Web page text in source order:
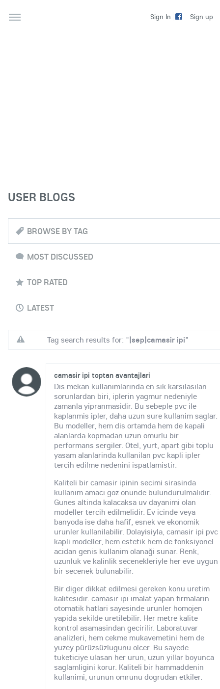
Sign In Sign up
USER BLOGS
BROWSE BY TAG
MOST DISCUSSED
TOP RATED
LATEST
Tag search results for: "|sep|camasir ipi"
camasir ipi toptan avantajlari
Dis mekan kullanimlarinda en sik karsilasilan
sorunlardan biri, iplerin yagmur nedeniyle
zamanla yipranmasidir. Bu sebeple pvc ile
kaplanmis ipler, daha uzun sure kullanim saglar.
Bu modeller, hem dis ortamda hem de kapali
alanlarda kopmadan uzun omurlu bir
performans sergiler. Otel, yurt, apart gibi toplu
yasam alanlarinda kullanilan pvc kapli ipler
tercih edilme nedenini ispatlamistir.
Kaliteli bir camasir ipinin secimi sirasinda
kullanim amaci goz onunde bulundurulmalidir.
Gunes altinda kalacaksa uv dayanimi olan
modeller tercih edilmelidir. Ev icinde veya
banyoda ise daha hafif, esnek ve ekonomik
urunler kullanilabilir. Dolayisiyla, camasir ipi pvc
kapli modeller, hem estetik hem de fonksiyonel
acidan genis kullanim olanaği sunar. Renk,
uzunluk ve kalinlik secenekleriyle her eve uygun
bir secenek bulunabilir.
Bir diger dikkat edilmesi gereken konu uretim
kalitesidir. camasir ipi imalat yapan firmalarin
otomatik hatlari sayesinde urunler homojen
yapida sekilde uretilebilir. Her metre kalite
kontrol asamasindan gecirilir. Laboratuvar
analizleri, hem cekme mukavemetini hem de
yuzey pürüzsüzlugunu olcer. Bu sayede
tuketiciye ulasan her urun, uzun yillar boyunca
saglamligini korur. Kaliteli bir hammaddenin
kullanimi, urunun omrünü dogrudan etkiler.